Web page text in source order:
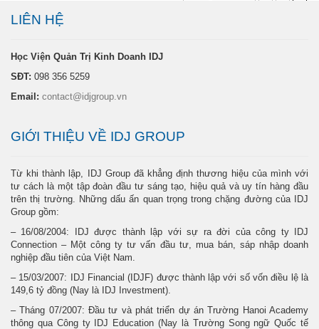
LIÊN HỆ
Học Viện Quản Trị Kinh Doanh IDJ
SĐT: 098 356 5259
Email: contact@idjgroup.vn
GIỚI THIỆU VỀ IDJ GROUP
Từ khi thành lập, IDJ Group đã khẳng định thương hiệu của mình với
tư cách là một tập đoàn đầu tư sáng tạo, hiệu quả và uy tín hàng đầu
trên thị trường. Những dấu ấn quan trọng trong chặng đường của IDJ
Group gồm:
– 16/08/2004: IDJ được thành lập với sự ra đời của công ty IDJ
Connection – Một công ty tư vấn đầu tư, mua bán, sáp nhập doanh
nghiệp đầu tiên của Việt Nam.
– 15/03/2007: IDJ Financial (IDJF) được thành lập với số vốn điều lệ là
149,6 tỷ đồng (Nay là IDJ Investment).
– Tháng 07/2007: Đầu tư và phát triển dự án Trường Hanoi Academy
thông qua Công ty IDJ Education (Nay là Trường Song ngữ Quốc tế